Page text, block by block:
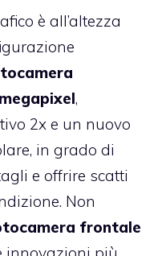
è all’altezza
,
2x e un nuovo
in grado di
e offrire scatti
Non
frontale